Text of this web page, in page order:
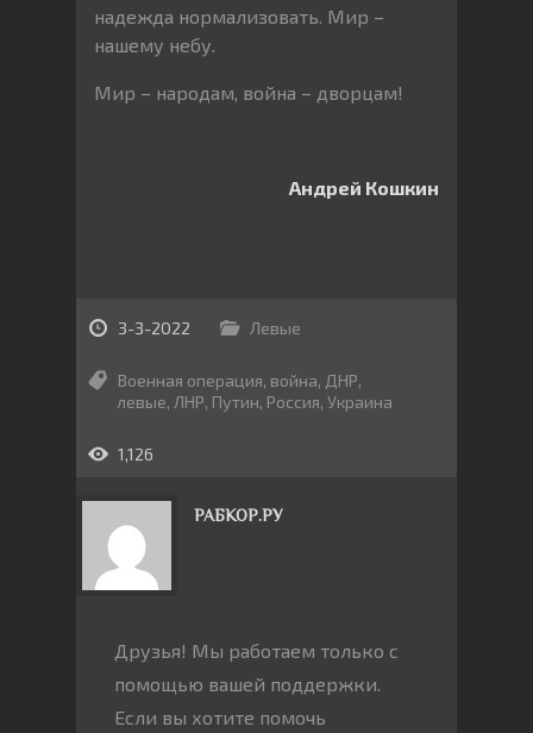
надежда нормализовать. Мир –
нашему небу.
Мир – народам, война – дворцам!
Андрей Кошкин
3-3-2022 Левые
Военная операция, война, ДНР,
левые, ЛНР, Путин, Россия, Украина
1,126
РАБКОР.РУ
Друзья! Мы работаем только с
помощью вашей поддержки.
Если вы хотите помочь